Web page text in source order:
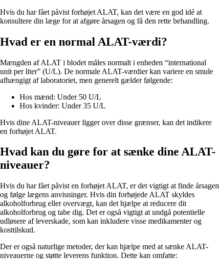
Hvis du har fået påvist forhøjet ALAT, kan det være en god idé at
konsultere din læge for at afgøre årsagen og få den rette behandling.
Hvad er en normal ALAT-værdi?
Mængden af ALAT i blodet måles normalt i enheden “international
unit per liter” (U/L). De normale ALAT-værdier kan variere en smule
afhængigt af laboratoriet, men generelt gælder følgende:
Hos mænd: Under 50 U/L
Hos kvinder: Under 35 U/L
Hvis dine ALAT-niveauer ligger over disse grænser, kan det indikere
en forhøjet ALAT.
Hvad kan du gøre for at sænke dine ALAT-
niveauer?
Hvis du har fået påvist en forhøjet ALAT, er det vigtigt at finde årsagen
og følge lægens anvisninger. Hvis din forhøjede ALAT skyldes
alkoholforbrug eller overvægt, kan det hjælpe at reducere dit
alkoholforbrug og tabe dig. Det er også vigtigt at undgå potentielle
udløsere af leverskade, som kan inkludere visse medikamenter og
kosttilskud.
Der er også naturlige metoder, der kan hjælpe med at sænke ALAT-
niveauerne og støtte leverens funktion. Dette kan omfatte: